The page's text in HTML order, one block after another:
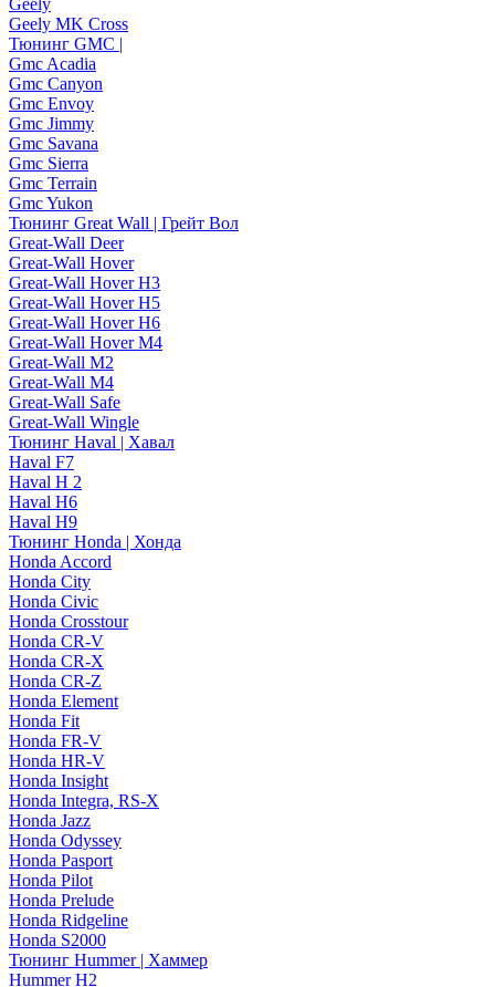
Geely
Geely MK Cross
Тюнинг GMC |
Gmc Acadia
Gmc Canyon
Gmc Envoy
Gmc Jimmy
Gmc Savana
Gmc Sierra
Gmc Terrain
Gmc Yukon
Тюнинг Great Wall | Грейт Вол
Great-Wall Deer
Great-Wall Hover
Great-Wall Hover H3
Great-Wall Hover H5
Great-Wall Hover H6
Great-Wall Hover M4
Great-Wall M2
Great-Wall M4
Great-Wall Safe
Great-Wall Wingle
Тюнинг Haval | Хавал
Haval F7
Haval H 2
Haval H6
Haval H9
Тюнинг Honda | Хонда
Honda Accord
Honda City
Honda Civic
Honda Crosstour
Honda CR-V
Honda CR-X
Honda CR-Z
Honda Element
Honda Fit
Honda FR-V
Honda HR-V
Honda Insight
Honda Integra, RS-X
Honda Jazz
Honda Odyssey
Honda Pasport
Honda Pilot
Honda Prelude
Honda Ridgeline
Honda S2000
Тюнинг Hummer | Хаммер
Hummer H2